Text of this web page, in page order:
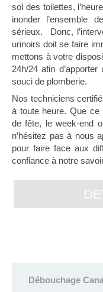
sol des toilettes,
inonder l’ensemble
sérieux. Donc,
urinoirs doit se faire
mettons à votre
24h/24 afin
souci de plomberie.
Nos techniciens
à toute heure. Que ce
de fête, le week-end
n’hésitez pas à nous
pour faire face aux
confiance à notre
Débouchage